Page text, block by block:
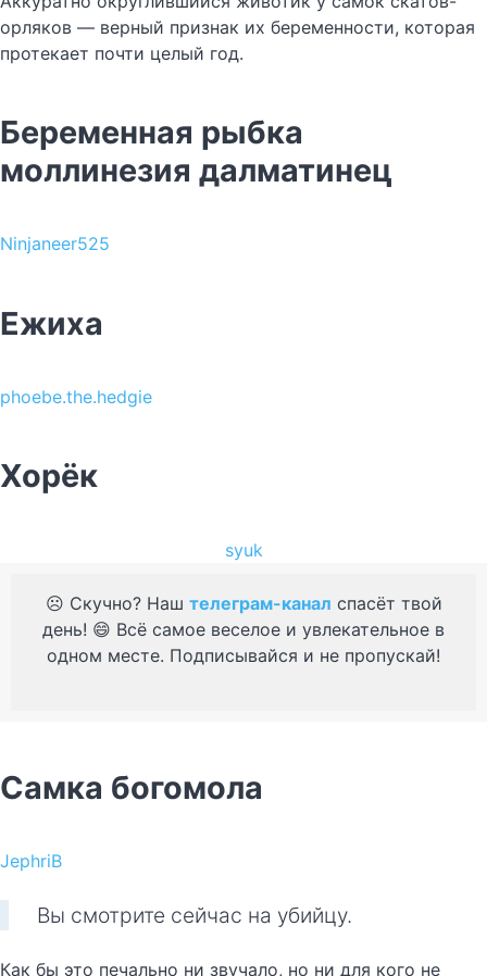
орляков — верный признак их беременности, которая
протекает почти целый год.
Беременная рыбка
моллинезия далматинец
Ninjaneer525
Ежиха
phoebe.the.hedgie
Хорёк
syuk
☹️ Скучно? Наш телеграм-канал спасёт твой
день! 😄 Всё самое веселое и увлекательное в
одном месте. Подписывайся и не пропускай!
Самка богомола
JephriB
Вы смотрите сейчас на убийцу.
Как бы это печально ни звучало, но ни для кого не